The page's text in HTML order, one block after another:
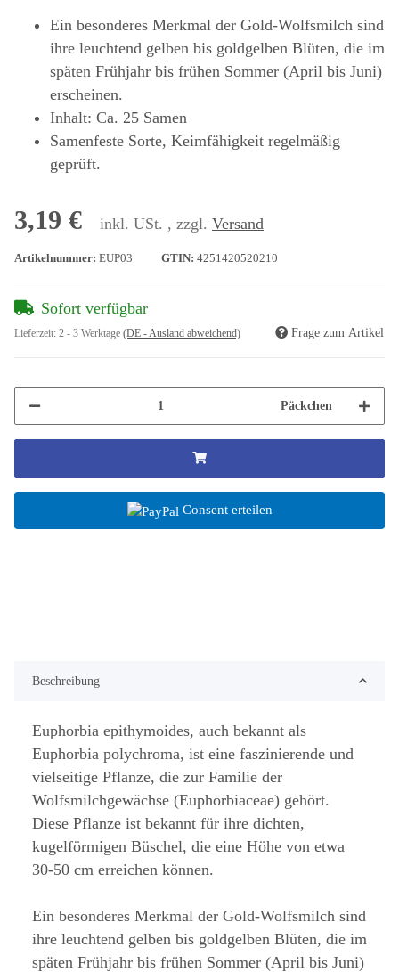
Ein besonderes Merkmal der Gold-Wolfsmilch sind
ihre leuchtend gelben bis goldgelben Blüten, die im
späten Frühjahr bis frühen Sommer (April bis Juni)
erscheinen.
Inhalt: Ca. 25 Samen
Samenfeste Sorte, Keimfähigkeit regelmäßig
geprüft.
3,19 € inkl. USt. , zzgl. Versand
Artikelnummer: EUP03 GTIN: 4251420520210
Sofort verfügbar
Lieferzeit: 2 - 3 Werktage (DE - Ausland abweichend) Frage zum Artikel
Päckchen
Consent erteilen
Beschreibung
Euphorbia epithymoides, auch bekannt als
Euphorbia polychroma, ist eine faszinierende und
vielseitige Pflanze, die zur Familie der
Wolfsmilchgewächse (Euphorbiaceae) gehört.
Diese Pflanze ist bekannt für ihre dichten,
kugelförmigen Büschel, die eine Höhe von etwa
30-50 cm erreichen können.
Ein besonderes Merkmal der Gold-Wolfsmilch sind
ihre leuchtend gelben bis goldgelben Blüten, die im
späten Frühjahr bis frühen Sommer (April bis Juni)